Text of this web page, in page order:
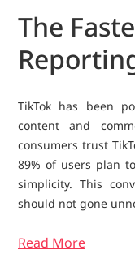
The
TikTok has been
content and
consumers trust
89% of users plan
simplicity. This
should not gone
Read More